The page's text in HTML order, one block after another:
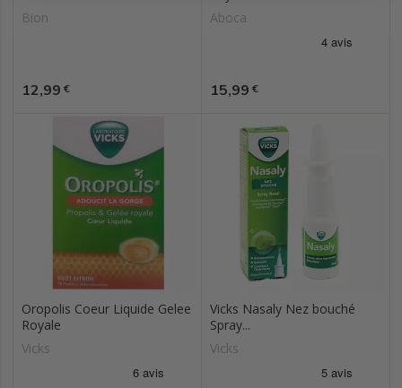
Bion
Prix
12,99 €
Aboca
Prix
15,99 €
Oropolis Coeur Liquide Gelee
Royale
Vicks
Vicks Nasaly Nez bouché
Spray...
Vicks